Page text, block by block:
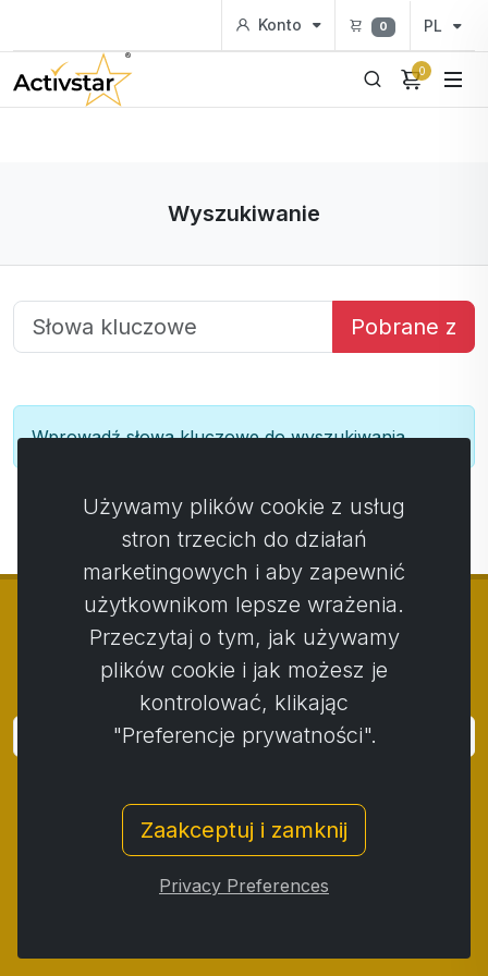
Konto 0 PL
0
Wyszukiwanie
Pobrane z
Wprowadź słowa kluczowe do wyszukiwania
© Copyright 2014 - 2026 Activstar
Zaloguj się
Zasady i warunki / Polityka prywatności
Procedura składania skarg / Protokół reklamacji
Odstąpienie od umowy / Cookies
Używamy plików cookie z usług
stron trzecich do działań
marketingowych i aby zapewnić
użytkownikom lepsze wrażenia.
Przeczytaj o tym, jak używamy
plików cookie i jak możesz je
kontrolować, klikając
"Preferencje prywatności".
Zaakceptuj i zamknij
Privacy Preferences